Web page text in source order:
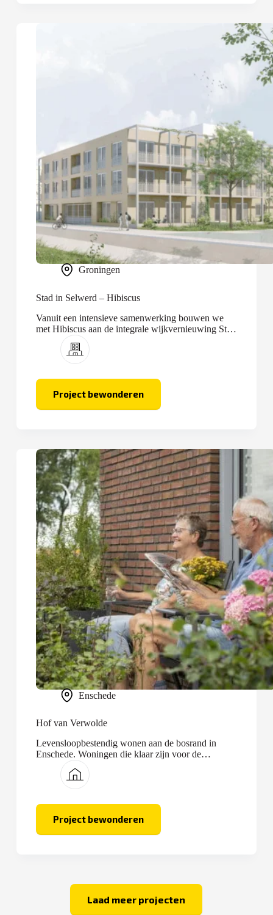
Groningen
Stad in Selwerd – Hibiscus
Vanuit een intensieve samenwerking bouwen we
met Hibiscus aan de integrale wijkvernieuwing Stad
in Selwerd.
Project bewonderen
Stad
in
Enschede
Hof van Verwolde
Levensloopbestendig wonen aan de bosrand in
Enschede. Woningen die klaar zijn voor de
toekomst.
Project bewonderen
Hof
van
Laad meer projecten